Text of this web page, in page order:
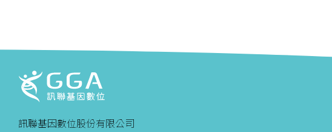
訊聯基因數位股份有限公司